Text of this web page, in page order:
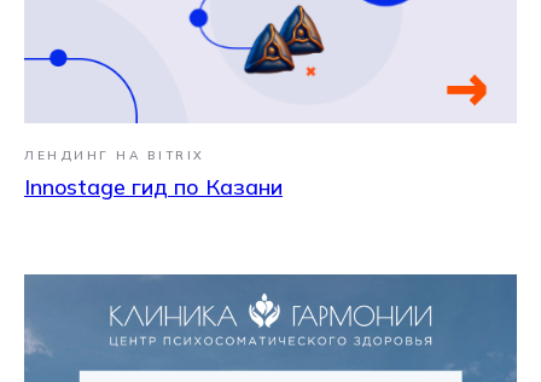
ЛЕНДИНГ НА BITRIX
Innostage гид по Казани